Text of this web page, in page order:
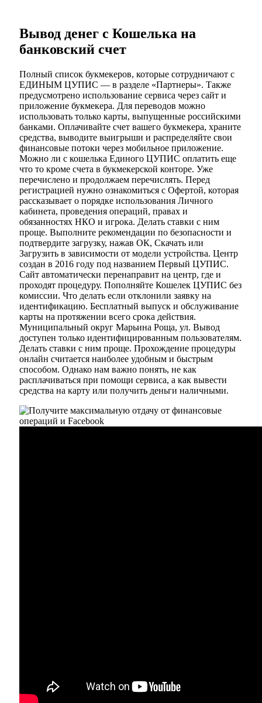
Вывод денег с Кошелька на
банковский счет
Полный список букмекеров, которые сотрудничают с
ЕДИНЫМ ЦУПИС — в разделе «Партнеры». Также
предусмотрено использование сервиса через сайт и
приложение букмекера. Для переводов можно
использовать только карты, выпущенные российскими
банками. Оплачивайте счет вашего букмекера, храните
средства, выводите выигрыши и распределяйте свои
финансовые потоки через мобильное приложение.
Можно ли с кошелька Единого ЦУПИС оплатить еще
что то кроме счета в букмекерской конторе. Уже
перечислено и продолжаем перечислять. Перед
регистрацией нужно ознакомиться с Офертой, которая
рассказывает о порядке использования Личного
кабинета, проведения операций, правах и
обязанностях НКО и игрока. Делать ставки с ним
проще. Выполните рекомендации по безопасности и
подтвердите загрузку, нажав ОК, Скачать или
Загрузить в зависимости от модели устройства. Центр
создан в 2016 году под названием Первый ЦУПИС.
Сайт автоматически перенаправит на центр, где и
проходят процедуру. Пополняйте Кошелек ЦУПИС без
комиссии. Что делать если отклонили заявку на
идентификацию. Бесплатный выпуск и обслуживание
карты на протяжении всего срока действия.
Муниципальный округ Марьина Роща, ул. Вывод
доступен только идентифицированным пользователям.
Делать ставки с ним проще. Прохождение процедуры
онлайн считается наиболее удобным и быстрым
способом. Однако нам важно понять, не как
расплачиваться при помощи сервиса, а как вывести
средства на карту или получить деньги наличными.